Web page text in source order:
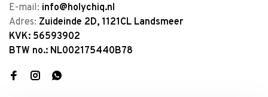
E-mail: info@holychiq.nl
Adres: Zuideinde 2D, 1121CL Landsmeer
KVK: 56593902
BTW no.: NL002175440B78